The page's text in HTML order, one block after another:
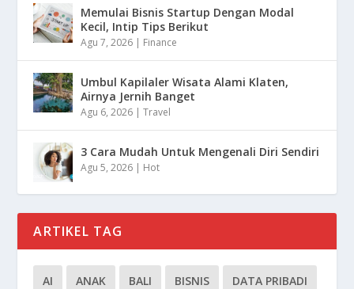
Memulai Bisnis Startup Dengan Modal
Kecil, Intip Tips Berikut
Agu 7, 2026 | Finance
Umbul Kapilaler Wisata Alami Klaten,
Airnya Jernih Banget
Agu 6, 2026 |Travel
3 Cara Mudah Untuk Mengenali Diri Sendiri
Agu 5, 2026 | Hot
ARTIKEL TAG
AI ANAK BALI BISNIS DATA PRIBADI